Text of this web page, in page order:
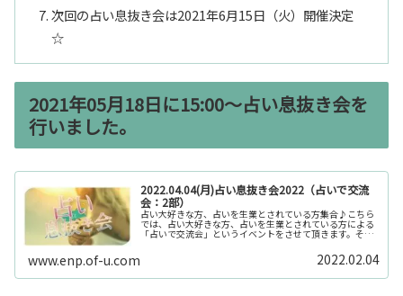
次回の占い息抜き会は2021年6月15日（火）開催決定
☆
2021年05月18日に15:00～占い息抜き会を
行いました。
2022.04.04(月)占い息抜き会2022（占いで交流
会：2部）
占い大好きな方、占いを生業とされている方集合♪こちら
では、占い大好きな方、占いを生業とされている方による
「占いで交流会」というイベントをさせて頂きます。その
www.enp.of-u.com 2022.02.04